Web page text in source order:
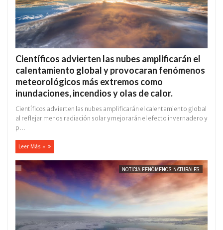
Científicos advierten las nubes amplificarán el
calentamiento global y provocaran fenómenos
meteorológicos más extremos como
inundaciones, incendios y olas de calor.
Científicos advierten las nubes amplificarán el calentamiento global
al reflejar menos radiación solar y mejorarán el efecto invernadero y
p...
Leer Más »
NOTICIA FENÓMENOS NATURALES